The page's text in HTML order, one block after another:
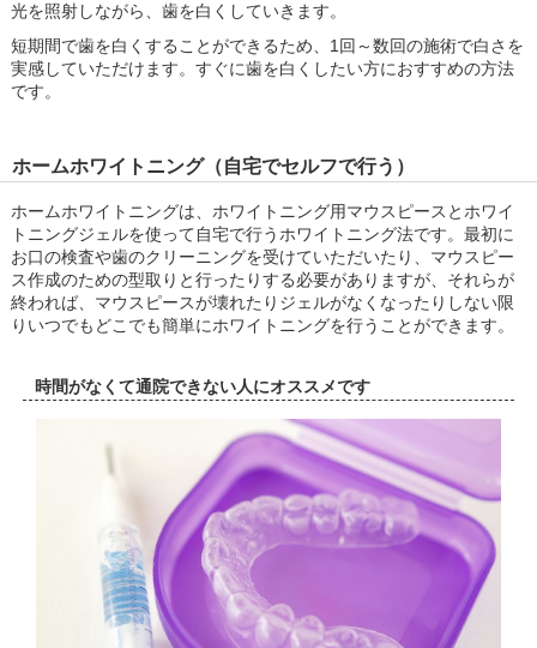
光を照射しながら、歯を白くしていきます。
短期間で歯を白くすることができるため、1回～数回の施術で白さを
実感していただけます。すぐに歯を白くしたい方におすすめの方法
です。
ホームホワイトニング（自宅でセルフで行う）
ホームホワイトニングは、ホワイトニング用マウスピースとホワイ
トニングジェルを使って自宅で行うホワイトニング法です。最初に
お口の検査や歯のクリーニングを受けていただいたり、マウスピー
ス作成のための型取りと行ったりする必要がありますが、それらが
終われば、マウスピースが壊れたりジェルがなくなったりしない限
りいつでもどこでも簡単にホワイトニングを行うことができます。
時間がなくて通院できない人にオススメです